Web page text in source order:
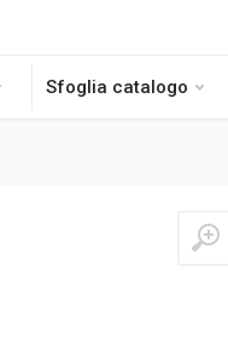
Sfoglia catalogo